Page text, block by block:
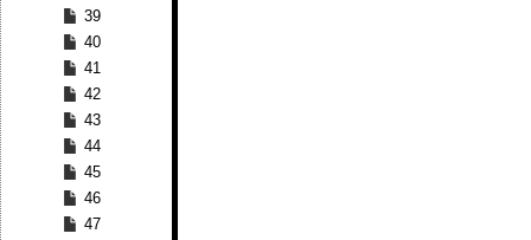
39
40
41
42
43
44
45
46
47